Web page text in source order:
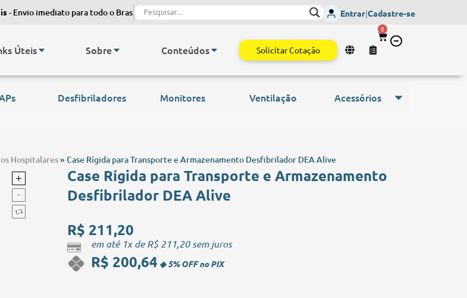
imediato para todo o Brasil. Monitor de Sinais Vitais - Envio imediato para todo o Brasil. Monitor de Sinais
Entrar|Cadastre-se
Úteis Sobre Conteúdos Solicitar Cotação
0
Desfibriladores Monitores Ventilação Acessórios
Hospitalares» Case Rígida para Transporte e Armazenamento Desfibrilador DEA Alive
Case Rígida para Transporte e Armazenamento
Desfibrilador DEA Alive
R$ 211,20
em até 1x deR$211,20sem juros
R$ 200,64